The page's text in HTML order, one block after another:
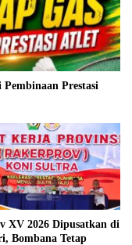
Prestasi
XV 2026 Dipusatkan di
Bombana Tetap